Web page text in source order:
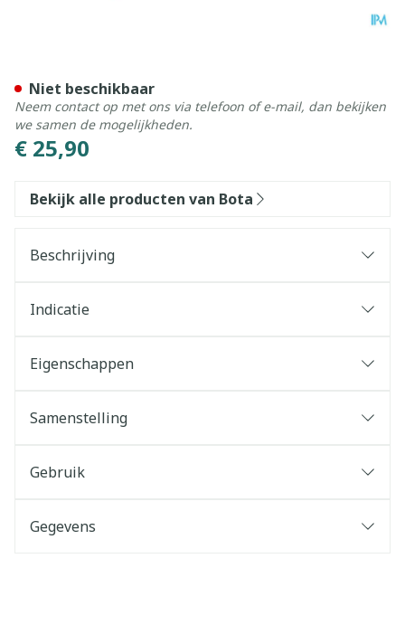
€ 25,90
Niet beschikbaar
Neem contact op met ons via telefoon of e-mail, dan bekijken
we samen de mogelijkheden.
Bekijk alle producten van Bota
Beschrijving
Indicatie
Eigenschappen
Samenstelling
Gebruik
Gegevens